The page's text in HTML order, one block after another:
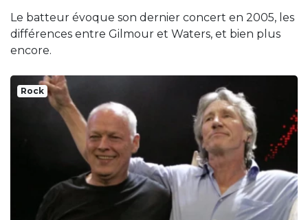
Le batteur évoque son dernier concert en 2005, les
différences entre Gilmour et Waters, et bien plus
encore.
Rock